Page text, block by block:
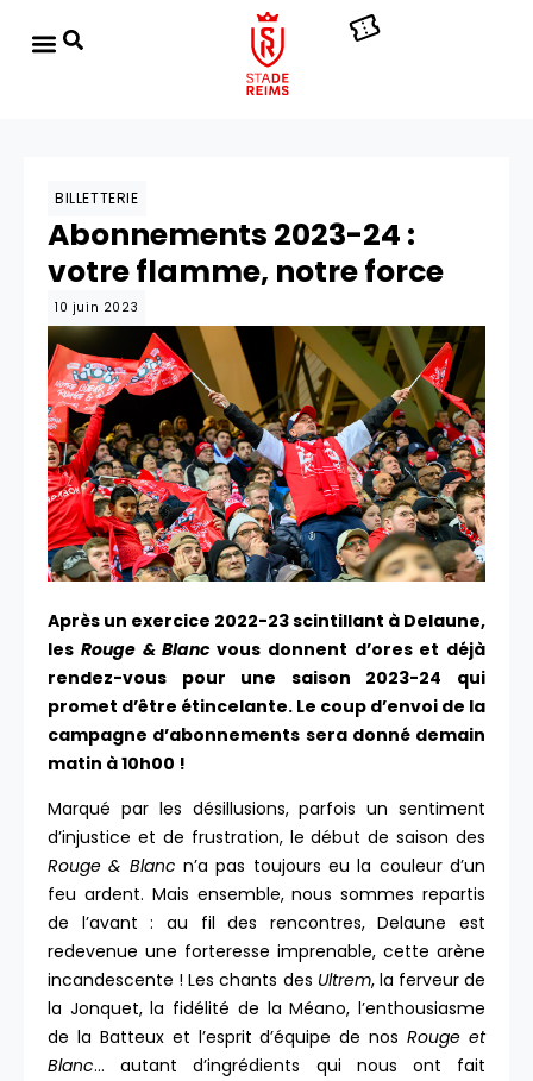
BILLETTERIE
Abonnements 2023-24 :
votre flamme, notre force
10 juin 2023
Après un exercice 2022-23 scintillant à Delaune,
les Rouge & Blancvous donnent d’ores et déjà
rendez-vous pour une saison 2023-24 qui
promet d’être étincelante. Le coup d’envoi de la
campagne d’abonnements sera donné demain
matin à 10h00 !
Marqué par les désillusions, parfois un sentiment
d’injustice et de frustration, le début de saison des
Rouge & Blanc n’a pas toujours eu la couleur d’un
feu ardent. Mais ensemble, nous sommes repartis
de l’avant : au fil des rencontres, Delaune est
redevenue une forteresse imprenable, cette arène
incandescente ! Les chants des Ultrem, la ferveur de
la Jonquet, la fidélité de la Méano, l’enthousiasme
de la Batteux et l’esprit d’équipe de nosRouge et
Blanc… autant d’ingrédients qui nous ont fait